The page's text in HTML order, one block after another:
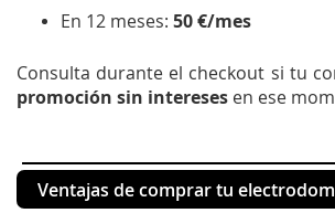
En 12 meses: 50 €/mes
Consulta durante el checkout si tu
promoción sin intereses en ese
Ventajas de comprar tu